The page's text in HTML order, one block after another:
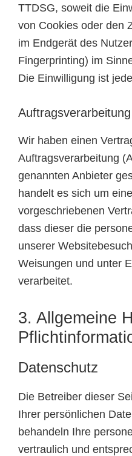
TTDSG, soweit die
von Cookies oder den
im Endgerät des
Fingerprinting) im
Die Einwilligung ist
Auftragsverarbeitung
Wir haben einen
Auftragsverarbeitung
genannten Anbieter
handelt es sich um
vorgeschriebenen
dass dieser die
unserer
Weisungen und unter
verarbeitet.
3. Allgemeine
Datenschutz
Die Betreiber dieser
Ihrer persönlichen
behandeln Ihre
vertraulich und